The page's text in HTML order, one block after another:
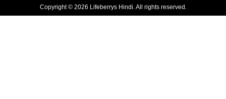
पश्चिम बंगाल: मस्जिदों से लाउडस्पीकर हटाने के निर्देश पर